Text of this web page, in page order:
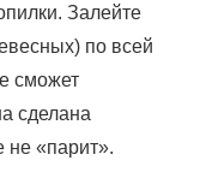
Залейте
по всей
сможет
сделана
не «парит».